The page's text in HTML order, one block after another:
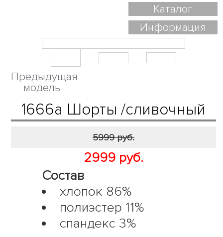
Каталог
Информация
Предыдущая
модель
1666а Шорты /сливочный
5999 руб.
2999 руб.
Состав
хлопок 86%
полиэстер 11%
спандекс 3%